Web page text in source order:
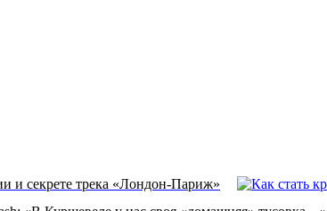
и секрете трека «Лондон-Париж»